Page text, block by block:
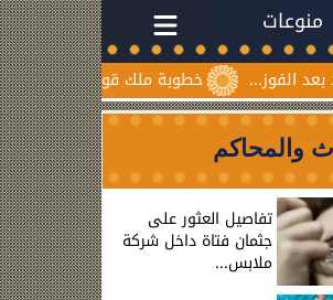
منوعات
خطوبة ملك قورة ويوسف عثمان..
والمحاكم
تفاصيل العثور على
جثمان فتاة داخل شركة
ملابس...